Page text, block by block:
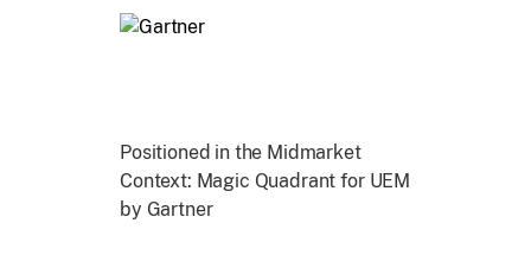
Positioned in the Midmarket
Context: Magic Quadrant for UEM
by Gartner